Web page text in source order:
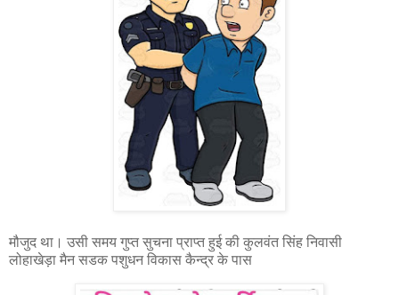
मौजुद था। उसी समय गुप्त सुचना प्राप्त हुई की कुलवंत सिंह निवासी
लोहाखेड़ा मैन सडक पशुधन विकास कैन्द्र के पास